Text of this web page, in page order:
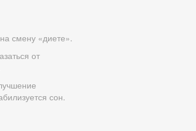
смену «диете».
от
сон.